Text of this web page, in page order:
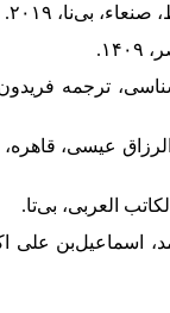
ترجمه
عیسی، قاهره،
اسماعیل‌بن علی